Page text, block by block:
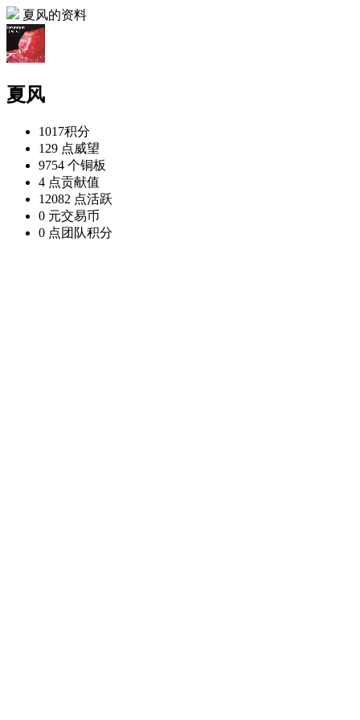
夏风的资料
夏风
1017积分
129 点威望
9754 个铜板
4 点贡献值
12082 点活跃
0 元交易币
0 点团队积分